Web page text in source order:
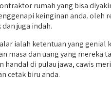
rumah yang bisa
keinginan anda.
juga indah.
ialah ketentuan yang
masa dan uang yang
handal di pulau jawa, cawis
cetak biru anda.